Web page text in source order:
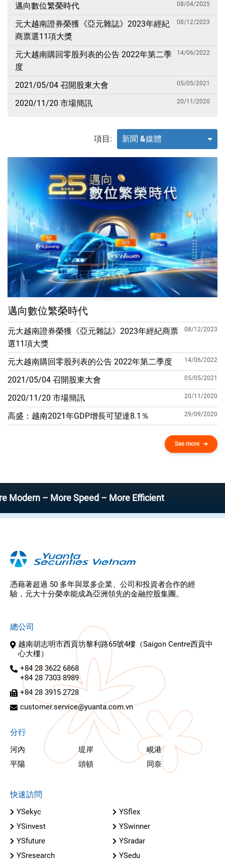
邁向數位繁榮時代
08/04/2025
元大越南證券榮獲《亞元雜誌》2023年經紀
商票選11項大獎
08/12/2023
元大越南購回零股列表的公告 2022年第二季
度
14/06/2022
2021/05/04 召開股東大會 05/05/2021
2020/11/20 市場簡訊 20/11/2020
項目: 新聞 &媒體
邁向數位繁榮時代
元大越南證券榮獲《亞元雜誌》2023年經紀商票
選11項大獎
08/12/2023
元大越南購回零股列表的公告 2022年第二季度 14/06/2022
2021/05/04 召開股東大會 05/05/2021
2020/11/20 市場簡訊 20/11/2020
高盛：越南2021年GDP增​​長可望達8.1％ 29/09/2020
See more
– More Speed – More Efficient
憑藉著超過 50 多年與眾多企業、公司和投資者合作的經
驗，元大十分榮幸能成為亞洲領先的金融控股集團。
總公司
越南胡志明市西貢坊黎利路65號4樓（Saigon Centre西貢中
心大樓）
+84 28 3622 6868
+84 28 7303 8989
+84 28 3915 2728
customer.service@yuanta.com.vn
分行
河內 堤岸
峴港
平陽
頭頓 同奈
快速訪問
YSekyc
YSflex
YSinvest
YSwinner
YSfuture
YSradar
YSresearch
YSedu